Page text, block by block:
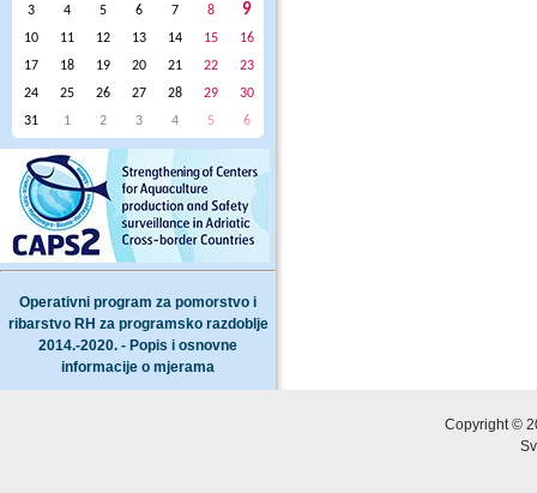
3
4 5 6 7 8 9
10 11 12 13 14 15
16
17
18 19 20 21 22
23
24
25 26 27 28 29
30
31
1 2 3 4 5 6
Operativni program za pomorstvo i
ribarstvo RH za programsko razdoblje
2014.-2020. - Popis i osnovne
informacije o mjerama
Copyright ©